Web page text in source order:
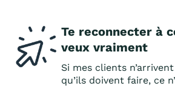
Te reconnecter à
veux vraiment
Si mes clients
qu’ils doivent faire, ce